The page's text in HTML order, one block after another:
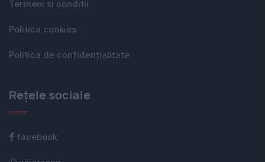
Termeni si conditii
Politica cookies
Politica de confidențialitate
Rețele sociale
facebook